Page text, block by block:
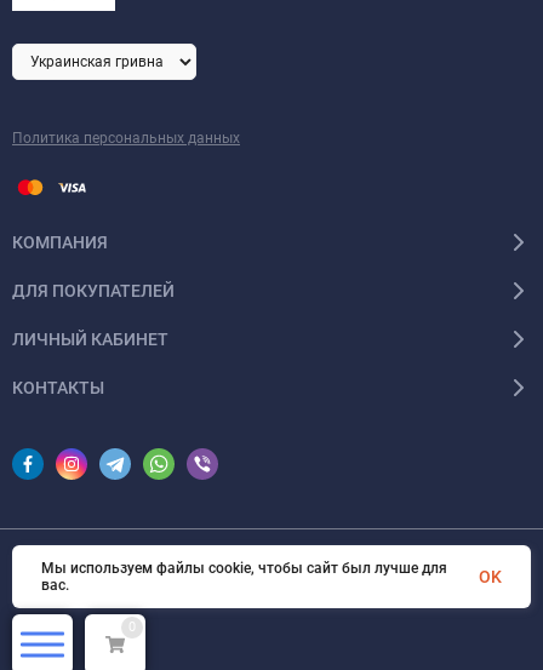
Политика персональных данных
КОМПАНИЯ
ДЛЯ ПОКУПАТЕЛЕЙ
ЛИЧНЫЙ КАБИНЕТ
КОНТАКТЫ
© 2026 InSale. Все права защищены
0
Мы используем файлы cookie, чтобы сайт был лучше для
вас.
OK